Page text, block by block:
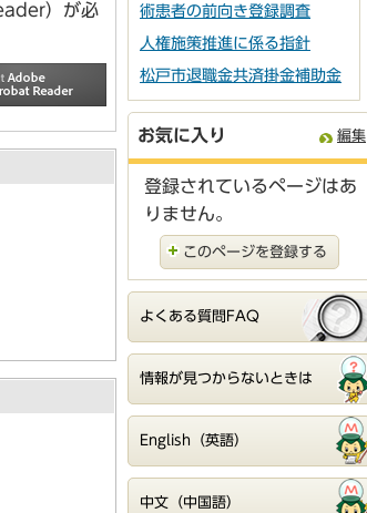
）が必
術患者の前向き登録調査
人権施策推進に係る指針
松戸市退職金共済掛金補助金
お気に入り 編集
登録されているページはあ
りません。
このページを登録する
よくある質問FAQ
情報が見つからないときは
English（英語）
中文（中国語）